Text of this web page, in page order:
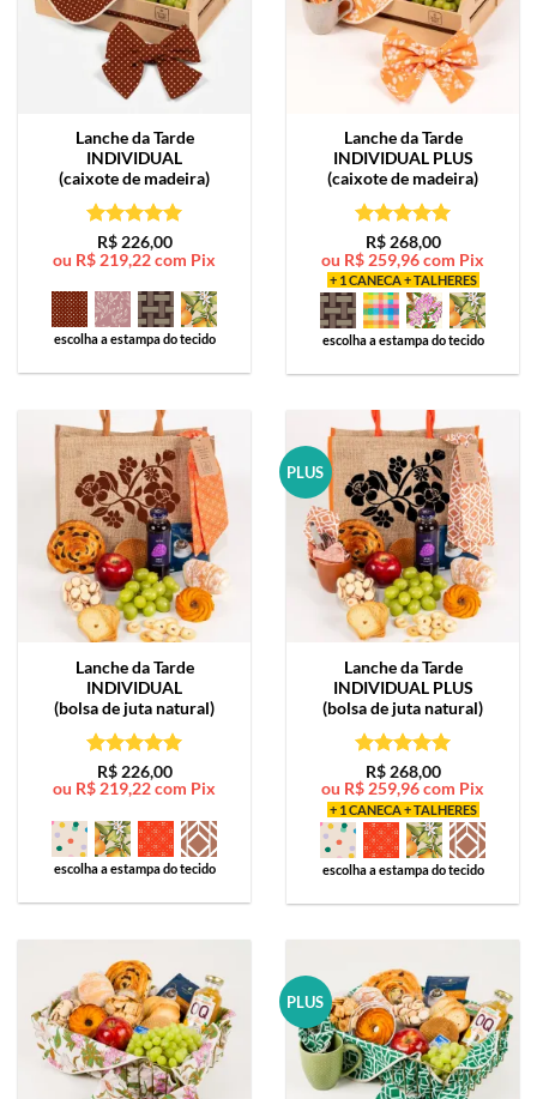
Lanche da Tarde
INDIVIDUAL
(caixote de madeira)
Avaliação5
de 5
R$226,00
ou R$ 219,22com Pix
escolha a estampa do tecido
Lanche da Tarde
INDIVIDUAL PLUS
(caixote de madeira)
Avaliação5
de 5
R$268,00
ou R$ 259,96com Pix
+ 1 CANECA + TALHERES
escolha a estampa do tecido
Lanche da Tarde
INDIVIDUAL
(bolsa de juta natural)
Avaliação5
de 5
R$226,00
ou R$219,22com Pix
escolha a estampa do tecido
PLUS
Lanche da Tarde
INDIVIDUAL PLUS
(bolsa de juta natural)
Avaliação5
de 5
R$268,00
ou R$259,96com Pix
+ 1 CANECA + TALHERES
escolha a estampa do tecido
PLUS